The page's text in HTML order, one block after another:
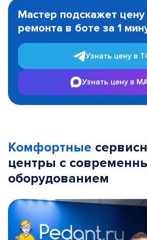
1
Мастер подскажет цену
ремонта в боте за 1
Узнать цену в
Узнать цену в
Комфортные
центры с
оборудованием